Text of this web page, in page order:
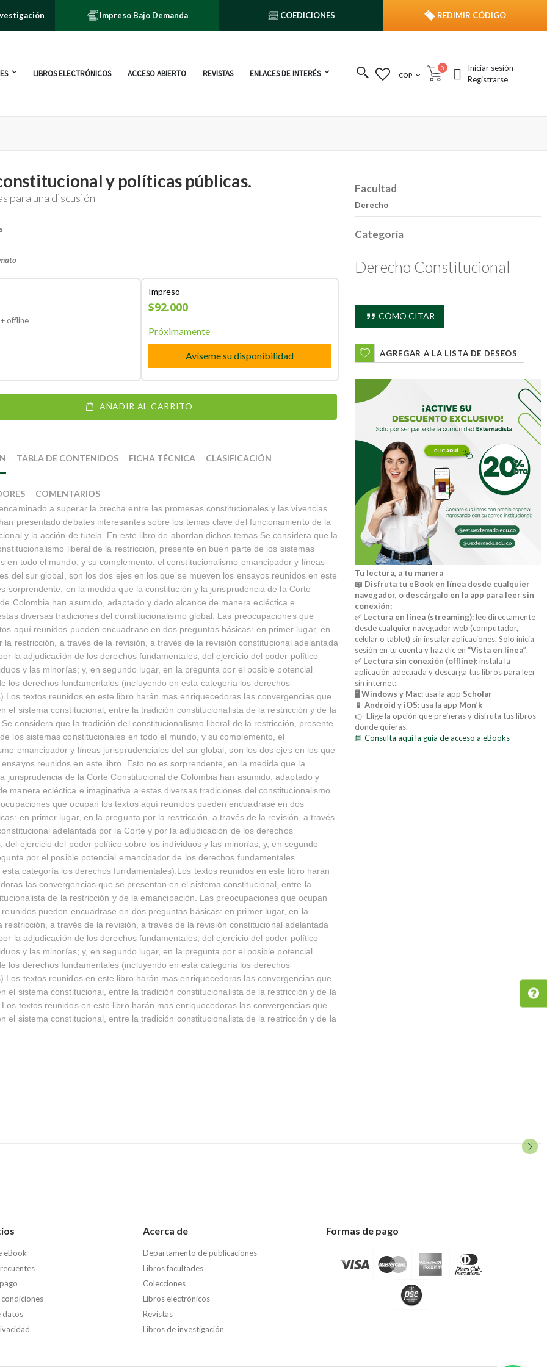
Impreso Bajo Demanda COEDICIONES REDIMIR CÓDIGO
LIBROS ELECTRÓNICOS ACCESO ABIERTO REVISTAS ENLACES DE INTERÉS MONEDA
COP Cart
0 publicacionesIniciar sesión
Registrarse
y políticas públicas.
para una discusión
offline
Impreso
$92.000
Próximamente
Avíseme su disponibilidad
AÑADIR AL CARRITO
a superar la brecha entre las promesas constitucionales y las vivencias
presentado debates interesantes sobre los temas clave del funcionamiento de la
y la acción de tutela. En este libro de abordan dichos temas.Se considera que la
liberal de la restricción, presente en buen parte de los sistemas
en todo el mundo, y su complemento, el constitucionalismo emancipador y líneas
del sur global, son los dos ejes en los que se mueven los ensayos reunidos en este
sorprendente, en la medida que la constitución y la jurisprudencia de la Corte
Colombia han asumido, adaptado y dado alcance de manera ecléctica e
diversas tradiciones del constitucionalismo global. Las preocupaciones que
aquí reunidos pueden encuadrase en dos preguntas básicas: en primer lugar, en
la restricción, a través de la revisión, a través de la revisión constitucional adelantada
la adjudicación de los derechos fundamentales, del ejercicio del poder político
y las minorías; y, en segundo lugar, en la pregunta por el posible potencial
los derechos fundamentales (incluyendo en esta categoría los derechos
textos reunidos en este libro harán mas enriquecedoras las convergencias que
el sistema constitucional, entre la tradición constitucionalista de la restricción y de la
considera que la tradición del constitucionalismo liberal de la restricción, presente
los sistemas constitucionales en todo el mundo, y su complemento, el
emancipador y líneas jurisprudenciales del sur global, son los dos ejes en los que
reunidos en este libro. Esto no es sorprendente, en la medida que la
jurisprudencia de la Corte Constitucional de Colombia han asumido, adaptado y
manera ecléctica e imaginativa a estas diversas tradiciones del constitucionalismo
que ocupan los textos aquí reunidos pueden encuadrase en dos
en primer lugar, en la pregunta por la restricción, a través de la revisión, a través
adelantada por la Corte y por la adjudicación de los derechos
del ejercicio del poder político sobre los individuos y las minorías; y, en segundo
por el posible potencial emancipador de los derechos fundamentales
esta categoría los derechos fundamentales).Los textos reunidos en este libro harán
las convergencias que se presentan en el sistema constitucional, entre la
de la restricción y de la emancipación. Las preocupaciones que ocupan
pueden encuadrase en dos preguntas básicas: en primer lugar, en la
restricción, a través de la revisión, a través de la revisión constitucional adelantada
la adjudicación de los derechos fundamentales, del ejercicio del poder político
y las minorías; y, en segundo lugar, en la pregunta por el posible potencial
los derechos fundamentales (incluyendo en esta categoría los derechos
textos reunidos en este libro harán mas enriquecedoras las convergencias que
el sistema constitucional, entre la tradición constitucionalista de la restricción y de la
textos reunidos en este libro harán mas enriquecedoras las convergencias que
el sistema constitucional, entre la tradición constitucionalista de la restricción y de la
TABLA DE CONTENIDOS FICHA TÉCNICA CLASIFICACIÓN
COMENTARIOS
Facultad
Derecho
Categoría
Derecho Constitucional
CÓMO CITAR
AGREGAR A LA LISTA DE DESEOS
Tu lectura, a tu manera
📖 Disfruta tu eBook en línea desde cualquier
navegador, o descárgalo en la app para leer sin
conexión:
✅ Lectura en línea (streaming):lee directamente
desde cualquier navegador web (computador,
celular o tablet) sin instalar aplicaciones. Solo inicia
sesión en tu cuenta y haz clic en “Vista en línea”.
✅ Lectura sin conexión (offline):instala la
aplicación adecuada y descarga tus libros para leer
sin internet:
🖥️ Windows y Mac:usa la app Scholar
📱 Android y iOS:usa la app Mon’k
👉 Elige la opción que prefieras y disfruta tus libros
donde quieras.
📘 Consulta aquí la guía de acceso a eBooks
eBook
datos
Acerca de
Departamento de publicaciones
Libros facultades
Colecciones
Libros electrónicos
Revistas
Libros de investigación
Formas de pago